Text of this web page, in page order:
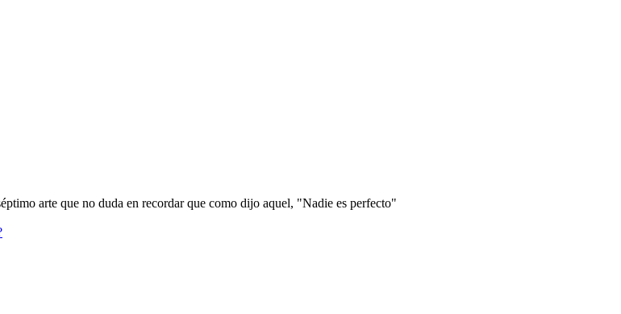
arte que no duda en recordar que como dijo aquel, "Nadie es perfecto"